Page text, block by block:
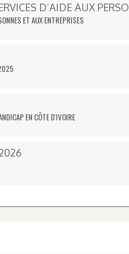
D’AIDE AUX
ET AUX ENTREPRISES
EN CÔTE D'IVOIRE